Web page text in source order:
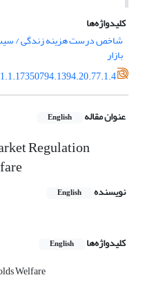
کلیدواژه‌ها
شاخص درست هزینه زندگی /
بازار
عنوان مقاله English
Regulation
نویسنده English
کلیدواژه‌ها
English
Welfare